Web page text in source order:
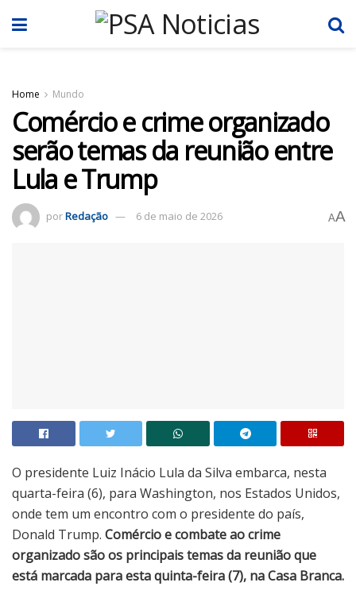
Home Mundo
Comércio e crime organizado
serão temas da reunião entre
Lula e Trump
porRedação 6 de maio de 2026 AA
O presidente Luiz Inácio Lula da Silva embarca, nesta
quarta-feira (6), para Washington, nos Estados Unidos,
onde tem um encontro com o presidente do país,
Donald Trump. Comércio e combate ao crime
organizado são os principais temas da reunião que
está marcada para esta quinta-feira (7), na Casa Branca.